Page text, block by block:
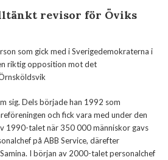
revisor för Öviks
som gick med i Sverigedemokraterna i
riktig opposition mot det
sig. Dels började han 1992 som
och fick vara med under den
1990-talet när 350 000 människor gavs
på ABB Service, därefter
I början av 2000-talet personalchef